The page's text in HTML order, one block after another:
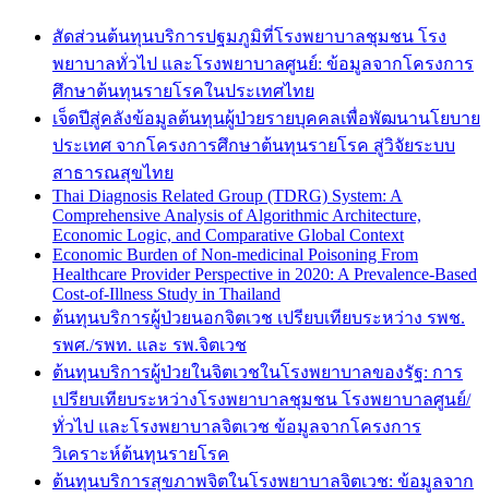
สัดส่วนต้นทุนบริการปฐมภูมิที่โรงพยาบาลชุมชน โรง
พยาบาลทั่วไป และโรงพยาบาลศูนย์: ข้อมูลจากโครงการ
ศึกษาต้นทุนรายโรคในประเทศไทย
เจ็ดปีสู่คลังข้อมูลต้นทุนผู้ป่วยรายบุคคลเพื่อพัฒนานโยบาย
ประเทศ จากโครงการศึกษาต้นทุนรายโรค สู่วิจัยระบบ
สาธารณสุขไทย
Thai Diagnosis Related Group (TDRG) System: A
Comprehensive Analysis of Algorithmic Architecture,
Economic Logic, and Comparative Global Context
Economic Burden of Non-medicinal Poisoning From
Healthcare Provider Perspective in 2020: A Prevalence-Based
Cost-of-Illness Study in Thailand
ต้นทุนบริการผู้ป่วยนอกจิตเวช เปรียบเทียบระหว่าง รพช.
รพศ./รพท. และ รพ.จิตเวช
ต้นทุนบริการผู้ป่วยในจิตเวชในโรงพยาบาลของรัฐ: การ
เปรียบเทียบระหว่างโรงพยาบาลชุมชน โรงพยาบาลศูนย์/
ทั่วไป และโรงพยาบาลจิตเวช ข้อมูลจากโครงการ
วิเคราะห์ต้นทุนรายโรค
ต้นทุนบริการสุขภาพจิตในโรงพยาบาลจิตเวช: ข้อมูลจาก